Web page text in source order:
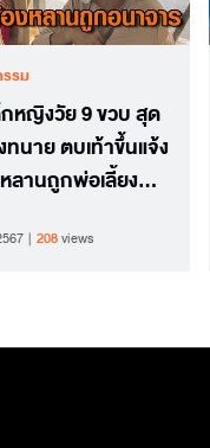
รม
หญิงวัย 9 ขวบ สุด
นาย ตบเท้าขึ้นแจ้ง
ลานถูกพ่อเลี้ยง
208views